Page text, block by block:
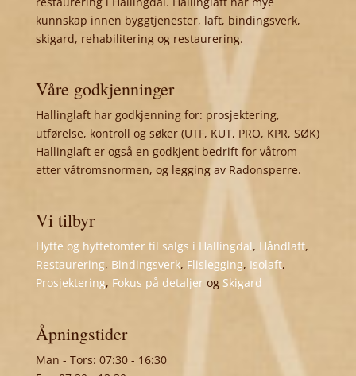
kunnskap innen byggtjenester, laft, bindingsverk,
skigard, rehabilitering og restaurering.
Våre godkjenninger
Hallinglaft har godkjenning for: prosjektering,
utførelse, kontroll og søker (UTF, KUT, PRO, KPR, SØK)
Hallinglaft er også en godkjent bedrift for våtrom
etter våtromsnormen, og legging av Radonsperre.
Vi tilbyr
Hytte og hyttetomter til salgs i Hallingdal, Håndlaft,
Restaurering, Bindingsverk, Flislegging, Isolaft,
Prosjektering, Fokus på detaljerog Skigard
Åpningstider
Man - Tors: 07:30 - 16:30